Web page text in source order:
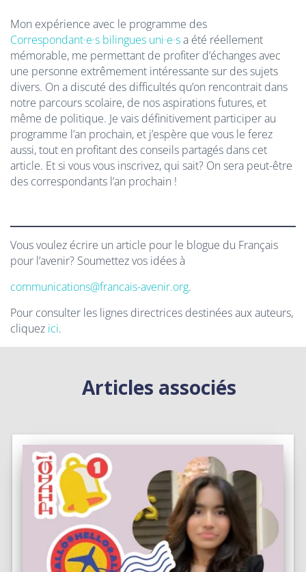
Mon expérience avec le programme des
Correspondant·e·s bilingues uni·e·sa été réellement
mémorable, me permettant de profiter d’échanges avec
une personne extrêmement intéressante sur des sujets
divers. On a discuté des difficultés qu’on rencontrait dans
notre parcours scolaire, de nos aspirations futures, et
même de politique. Je vais définitivement participer au
programme l’an prochain, et j’espère que vous le ferez
aussi, tout en profitant des conseils partagés dans cet
article. Et si vous vous inscrivez, qui sait? On sera peut-être
des correspondants l’an prochain !
Vous voulez écrire un article pour le blogue du Français
pour l’avenir? Soumettez vos idées à
communications@francais-avenir.org.
Pour consulter les lignes directrices destinées aux auteurs,
cliquez ici.
Articles associés